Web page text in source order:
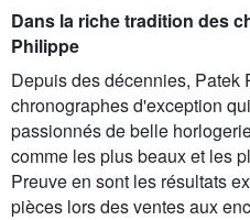
Dans la riche tradition des
Philippe
Depuis des décennies, Patek
chronographes d'exception
passionnés de belle
comme les plus beaux et les
Preuve en sont les résultats
pièces lors des ventes aux